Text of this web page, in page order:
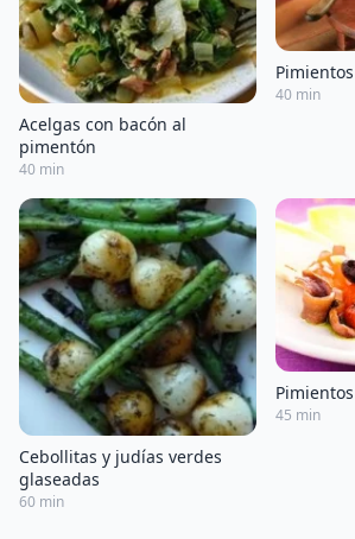
Acelgas con bacón al
pimentón
40 min
40 min
Cebollitas y judías verdes
glaseadas
60 min
45 min